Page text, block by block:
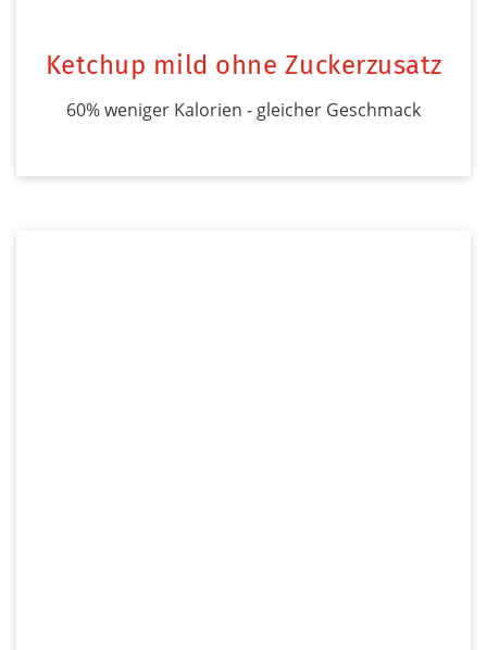
Ketchup mild ohne Zuckerzusatz
60% weniger Kalorien - gleicher Geschmack